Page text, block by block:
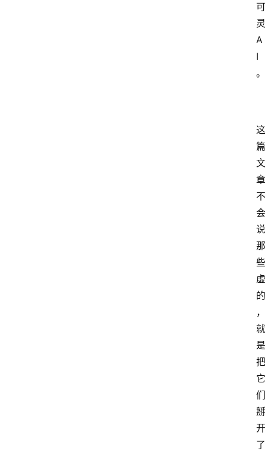
可
灵
A
I
。
这
篇
文
章
不
会
说
那
些
虚
的
，
就
是
把
它
们
掰
开
了